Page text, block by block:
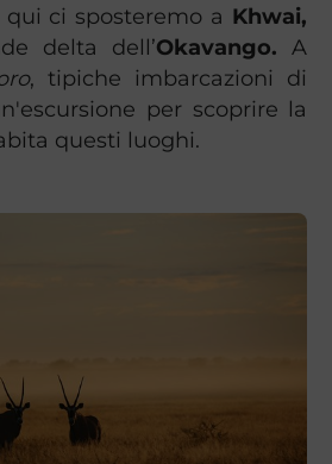
ci sposteremo a Khwai,
delta dell’Okavango. A
, tipiche imbarcazioni di
per scoprire la
questi luoghi.